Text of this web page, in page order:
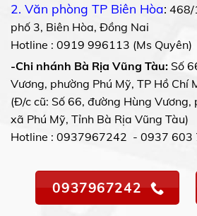
2. Văn phòng TP Biên Hòa: 468/
phố 3, Biên Hòa, Đồng Nai
Hotline : 0919 996113 (Ms Quyên)
-Chi nhánh Bà Rịa Vũng Tàu: Số
Vương, phường Phú Mỹ, TP Hồ Chí
(Đ/c cũ: Số 66, đường Hùng Vương,
xã Phú Mỹ, Tỉnh Bà Rịa Vũng Tàu)
Hotline : 0937967242 - 0937 603
0937967242